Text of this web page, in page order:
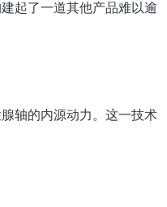
起了一道其他产品难以逾
轴的内源动力。这一技术